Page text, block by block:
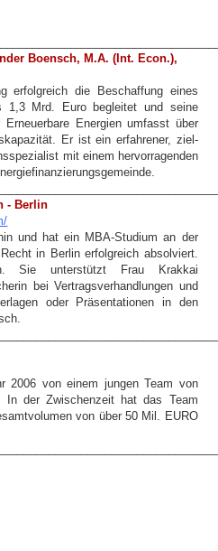
Boensch, M.A. (Int. Econ.),
erfolgreich die Beschaffung eines
1,3 Mrd. Euro begleitet und seine
Energien umfasst über
Er ist ein erfahrener, ziel-
mit einem hervorragenden
- Berlin
und hat ein MBA-Studium an der
in Berlin erfolgreich absolviert.
unterstützt Frau Krakkai
bei Vertragsverhandlungen und
oder Präsentationen in den
2006 von einem jungen Team von
In der Zwischenzeit hat das Team
von über 50 Mil. EURO